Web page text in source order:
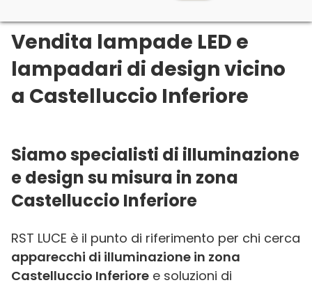
Vendita lampade LED e
lampadari di design vicino
a Castelluccio Inferiore
Siamo specialisti di illuminazione
e design su misura in zona
Castelluccio Inferiore
RST LUCE è il punto di riferimento per chi cerca
apparecchi di illuminazione in zona
Castelluccio Inferiore e soluzioni di